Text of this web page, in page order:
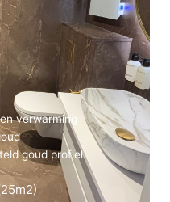
verwarming
goud profiel